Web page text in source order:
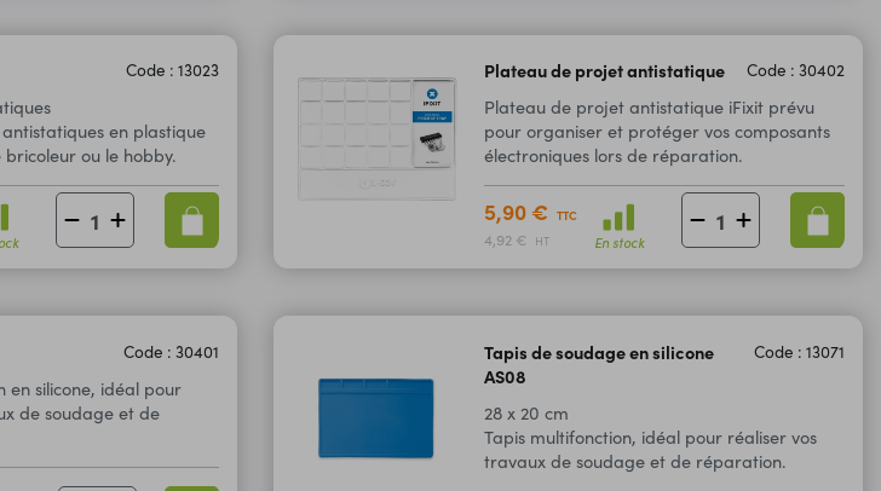
Code : 13023
en plastique
ou le hobby.
Plateau de projet antistatique Code : 30402
Plateau de projet antistatique iFixit prévu
pour organiser et protéger vos composants
électroniques lors de réparation.
5,90 € TTC
4,92 € HT En stock
Code : 30401
en silicone, idéal pour
de soudage et de
Tapis de soudage en silicone
AS08
Code : 13071
28 x 20 cm
Tapis multifonction, idéal pour réaliser vos
travaux de soudage et de réparation.